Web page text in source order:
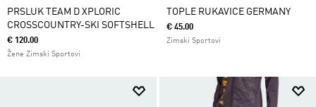
PRSLUK TEAM D XPLORIC
CROSSCOUNTRY-SKI SOFTSHELL
€ 120.00
Žene Zimski Sportovi
TOPLE RUKAVICE GERMANY
€ 45.00
Zimski Sportovi